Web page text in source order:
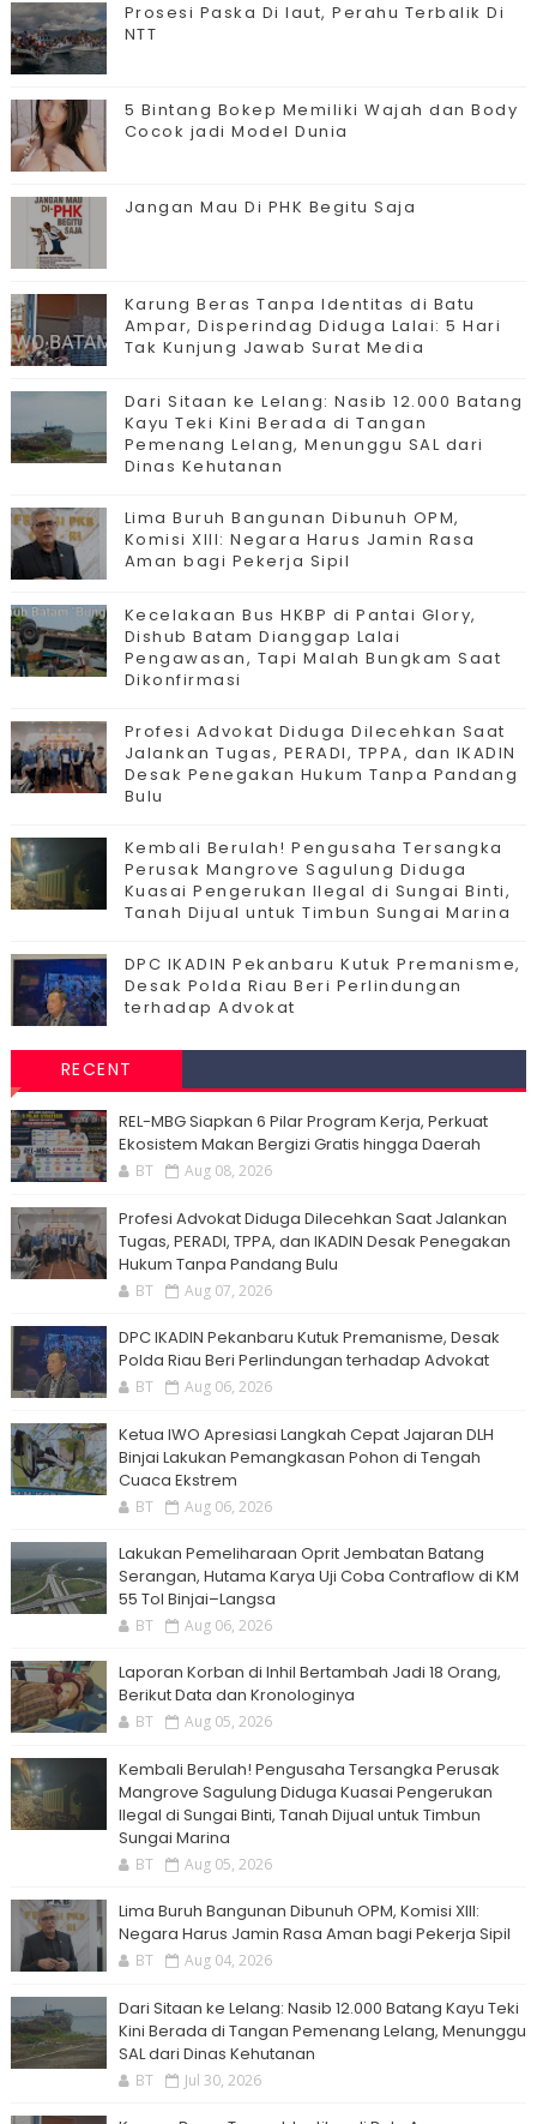
Prosesi Paska Di laut, Perahu Terbalik Di
NTT
5 Bintang Bokep Memiliki Wajah dan Body
Cocok jadi Model Dunia
Jangan Mau Di PHK Begitu Saja
Karung Beras Tanpa Identitas di Batu
Ampar, Disperindag Diduga Lalai: 5 Hari
Tak Kunjung Jawab Surat Media
Dari Sitaan ke Lelang: Nasib 12.000 Batang
Kayu Teki Kini Berada di Tangan
Pemenang Lelang, Menunggu SAL dari
Dinas Kehutanan
Lima Buruh Bangunan Dibunuh OPM,
Komisi XIII: Negara Harus Jamin Rasa
Aman bagi Pekerja Sipil
Kecelakaan Bus HKBP di Pantai Glory,
Dishub Batam Dianggap Lalai
Pengawasan, Tapi Malah Bungkam Saat
Dikonfirmasi
Profesi Advokat Diduga Dilecehkan Saat
Jalankan Tugas, PERADI, TPPA, dan IKADIN
Desak Penegakan Hukum Tanpa Pandang
Bulu
Kembali Berulah! Pengusaha Tersangka
Perusak Mangrove Sagulung Diduga
Kuasai Pengerukan Ilegal di Sungai Binti,
Tanah Dijual untuk Timbun Sungai Marina
DPC IKADIN Pekanbaru Kutuk Premanisme,
Desak Polda Riau Beri Perlindungan
terhadap Advokat
RECENT
‎REL-MBG Siapkan 6 Pilar Program Kerja, Perkuat
Ekosistem Makan Bergizi Gratis hingga Daerah
BT Aug 08, 2026
Profesi Advokat Diduga Dilecehkan Saat Jalankan
Tugas, PERADI, TPPA, dan IKADIN Desak Penegakan
Hukum Tanpa Pandang Bulu
BT Aug 07, 2026
DPC IKADIN Pekanbaru Kutuk Premanisme, Desak
Polda Riau Beri Perlindungan terhadap Advokat
BT Aug 06, 2026
Ketua IWO Apresiasi Langkah Cepat Jajaran DLH
Binjai Lakukan Pemangkasan Pohon di Tengah
Cuaca Ekstrem
BT Aug 06, 2026
Lakukan Pemeliharaan Oprit Jembatan Batang
Serangan, Hutama Karya Uji Coba Contraflow di KM
55 Tol Binjai–Langsa
BT Aug 06, 2026
Laporan Korban di Inhil Bertambah Jadi 18 Orang,
Berikut Data dan Kronologinya
BT Aug 05, 2026
Kembali Berulah! Pengusaha Tersangka Perusak
Mangrove Sagulung Diduga Kuasai Pengerukan
Ilegal di Sungai Binti, Tanah Dijual untuk Timbun
Sungai Marina
BT Aug 05, 2026
Lima Buruh Bangunan Dibunuh OPM, Komisi XIII:
Negara Harus Jamin Rasa Aman bagi Pekerja Sipil
BT Aug 04, 2026
Dari Sitaan ke Lelang: Nasib 12.000 Batang Kayu Teki
Kini Berada di Tangan Pemenang Lelang, Menunggu
SAL dari Dinas Kehutanan
BT Jul 30, 2026